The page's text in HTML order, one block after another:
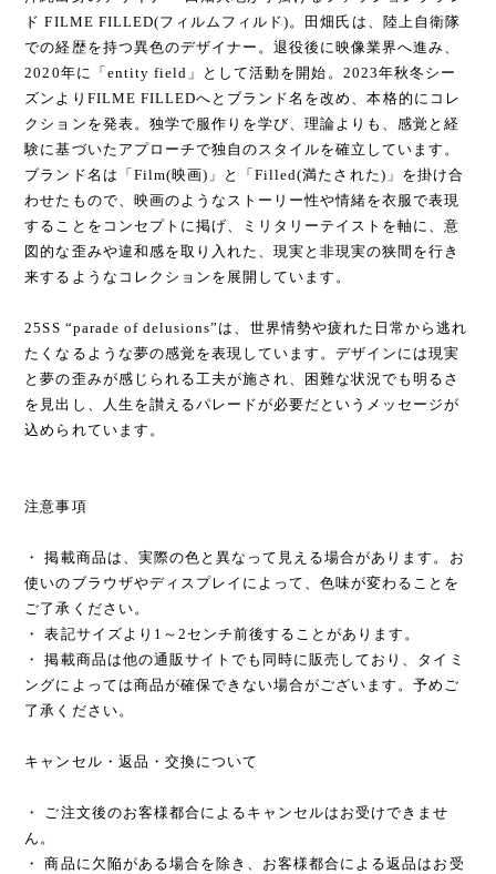
ド FILME FILLED(フィルムフィルド)。田畑氏は、陸上自衛隊
での経歴を持つ異色のデザイナー。退役後に映像業界へ進み、
2020年に「entity field」として活動を開始。2023年秋冬シー
ズンよりFILME FILLEDへとブランド名を改め、本格的にコレ
クションを発表。独学で服作りを学び、理論よりも、感覚と経
験に基づいたアプローチで独自のスタイルを確立しています。
ブランド名は「Film(映画)」と「Filled(満たされた)」を掛け合
わせたもので、映画のようなストーリー性や情緒を衣服で表現
することをコンセプトに掲げ、ミリタリーテイストを軸に、意
図的な歪みや違和感を取り入れた、現実と非現実の狭間を行き
来するようなコレクションを展開しています。
25SS “parade of delusions”は、世界情勢や疲れた日常から逃れ
たくなるような夢の感覚を表現しています。デザインには現実
と夢の歪みが感じられる工夫が施され、困難な状況でも明るさ
を見出し、人生を讃えるパレードが必要だというメッセージが
込められています。
注意事項
・ 掲載商品は、実際の色と異なって見える場合があります。お
使いのブラウザやディスプレイによって、色味が変わることを
ご了承ください。
・ 表記サイズより1～2センチ前後することがあります。
・ 掲載商品は他の通販サイトでも同時に販売しており、タイミ
ングによっては商品が確保できない場合がございます。予めご
了承ください。
キャンセル・返品・交換について
・ ご注文後のお客様都合によるキャンセルはお受けできませ
ん。
・ 商品に欠陥がある場合を除き、お客様都合による返品はお受